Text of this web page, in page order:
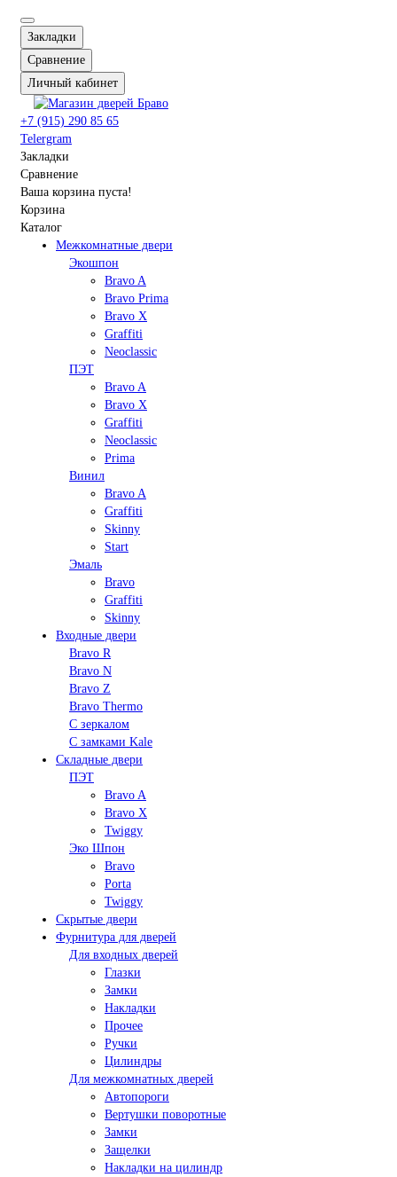
Закладки
Сравнение
Личный кабинет
+7 (915) 290 85 65
Telergram
Закладки
Сравнение
Ваша корзина пуста!
Корзина
Каталог
Межкомнатные двери
Экошпон
Bravo A
Bravo Prima
Bravo X
Graffiti
Neoclassic
ПЭТ
Bravo A
Bravo X
Graffiti
Neoclassic
Prima
Винил
Bravo A
Graffiti
Skinny
Start
Эмаль
Bravo
Graffiti
Skinny
Входные двери
Bravo R
Bravo N
Bravo Z
Bravo Thermo
С зеркалом
С замками Kale
Складные двери
ПЭТ
Bravo A
Bravo X
Twiggy
Эко Шпон
Bravo
Porta
Twiggy
Скрытые двери
Фурнитура для дверей
Для входных дверей
Глазки
Замки
Накладки
Прочее
Ручки
Цилиндры
Для межкомнатных дверей
Автопороги
Вертушки поворотные
Замки
Защелки
Накладки на цилиндр